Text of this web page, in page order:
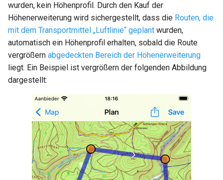
wurden, kein Höhenprofil. Durch den Kauf der
Höhenerweiterung wird sichergestellt, dass die Routen, die
mit dem Transportmittel „Luftlinie“ geplant wurden,
automatisch ein Höhenprofil erhalten, sobald die Route
vergrößern abgedeckten Bereich der Höhenerweiterung
liegt. Ein Beispiel ist vergrößern der folgenden Abbildung
dargestellt: